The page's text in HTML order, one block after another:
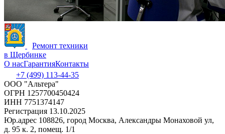
Ремонт техники
в Щербинке
О насГарантияКонтакты
+7 (499) 113-44-35
ООО "Альтера"
ОГРН 1257700450424
ИНН 7751374147
Регистрация 13.10.2025
Юр.адрес 108826, город Москва, Александры Монаховой ул,
д. 95 к. 2, помещ. 1/1